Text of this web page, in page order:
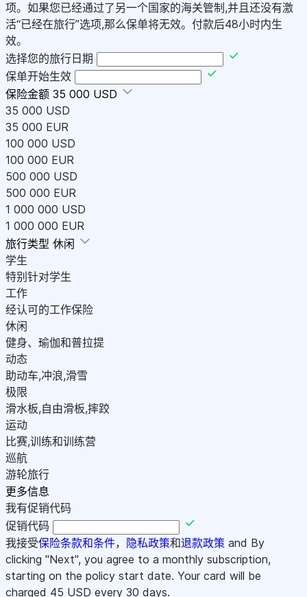
项。如果您已经通过了另一个国家的海关管制,并且还没有激
活“已经在旅行”选项,那么保单将无效。付款后48小时内生
效。
选择您的旅行日期
保单开始生效
保险金额 35 000 USD
35 000 USD
35 000 EUR
100 000 USD
100 000 EUR
500 000 USD
500 000 EUR
1 000 000 USD
1 000 000 EUR
旅行类型 休闲
学生
特别针对学生
工作
经认可的工作保险
休闲
健身、瑜伽和普拉提
动态
助动车,冲浪,滑雪
极限
滑水板,自由滑板,摔跤
运动
比赛,训练和训练营
巡航
游轮旅行
更多信息
我有促销代码
促销代码
我接受保险条款和条件， 隐私政策和退款政策 and By
clicking "Next", you agree to a monthly subscription,
starting on the policy start date. Your card will be
charged 45 USD every 30 days.